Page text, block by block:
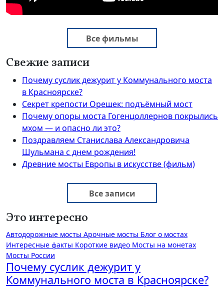
Все фильмы
Свежие записи
Почему суслик дежурит у Коммунального моста
в Красноярске?
Секрет крепости Орешек: подъёмный мост
Почему опоры моста Гогенцоллернов покрылись
мхом — и опасно ли это?
Поздравляем Станислава Александровича
Шульмана с днем рождения!
Древние мосты Европы в искусстве (фильм)
Все записи
Это интересно
Автодорожные мосты Арочные мосты Блог о мостах
Интересные факты Короткие видео Мосты на монетах
Мосты России
Почему суслик дежурит у
Коммунального моста в Красноярске?